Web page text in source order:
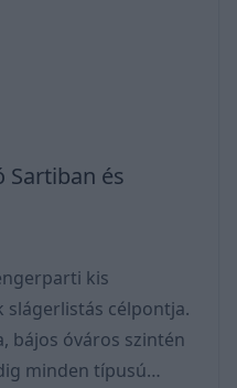
Sartiban és
kis
slágerlistás célpontja.
bájos óváros szintén
minden típusú